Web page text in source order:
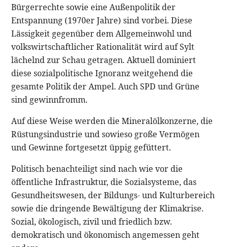
Bürgerrechte sowie eine Außenpolitik der
Entspannung (1970er Jahre) sind vorbei. Diese
Lässigkeit gegenüber dem Allgemeinwohl und
volkswirtschaftlicher Rationalität wird auf Sylt
lächelnd zur Schau getragen. Aktuell dominiert
diese sozialpolitische Ignoranz weitgehend die
gesamte Politik der Ampel. Auch SPD und Grüne
sind gewinnfromm.
Auf diese Weise werden die Mineralölkonzerne, die
Rüstungsindustrie und sowieso große Vermögen
und Gewinne fortgesetzt üppig gefüttert.
Politisch benachteiligt sind nach wie vor die
öffentliche Infrastruktur, die Sozialsysteme, das
Gesundheitswesen, der Bildungs- und Kulturbereich
sowie die dringende Bewältigung der Klimakrise.
Sozial, ökologisch, zivil und friedlich bzw.
demokratisch und ökonomisch angemessen geht